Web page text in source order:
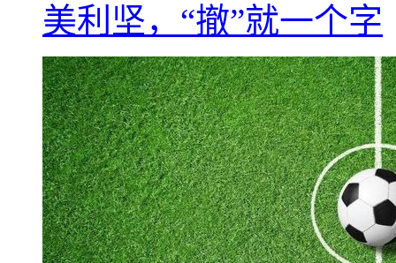
美利坚，“撤”就一个字